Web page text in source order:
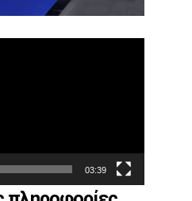
03:39